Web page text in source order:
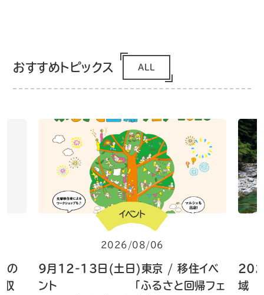
おすすめトピックス ALL
の
収
イベント
2026/08/06
9月12-13日(土日)東京 / 移住イベ
ント 「ふるさと回帰フェ
域